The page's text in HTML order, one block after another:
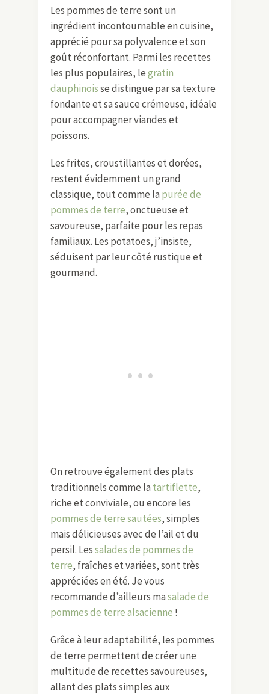
Les pommes de terre sont un
ingrédient incontournable en cuisine,
apprécié pour sa polyvalence et son
goût réconfortant. Parmi les recettes
les plus populaires, legratin
dauphinoisse distingue par sa texture
fondante et sa sauce crémeuse, idéale
pour accompagner viandes et
poissons.
Les frites, croustillantes et dorées,
restent évidemment un grand
classique, tout comme la purée de
pommes de terre, onctueuse et
savoureuse, parfaite pour les repas
familiaux. Les potatoes, j’insiste,
séduisent par leur côté rustique et
gourmand.
On retrouve également des plats
traditionnels comme la tartiflette,
riche et conviviale, ou encore les
pommes de terre sautées, simples
mais délicieuses avec de l’ail et du
persil. Lessalades de pommes de
terre, fraîches et variées, sont très
appréciées en été. Je vous
recommande d’ailleurs masalade de
pommes de terre alsacienne !
Grâce à leur adaptabilité, les pommes
de terre permettent de créer une
multitude de recettes savoureuses,
allant des plats simples aux